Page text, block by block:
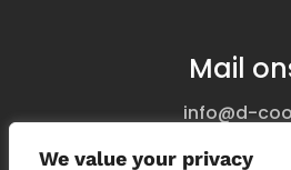
We value your privacy
Mail
info@d-